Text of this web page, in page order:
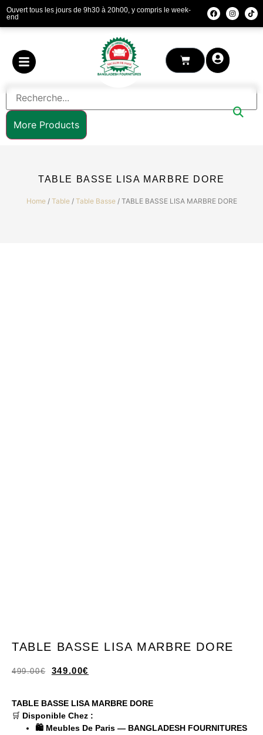
Ouvert tous les jours de 9h30 à 20h00, y compris le week-
end
More Products
TABLE BASSE LISA MARBRE DORE
Home/ Table/ Table Basse/ TABLE BASSE LISA MARBRE DORE
TABLE BASSE LISA MARBRE DORE
499.00€ 349.00€
TABLE BASSE LISA MARBRE DORE
🛒 Disponible Chez :
🛍️ Meubles De Paris — BANGLADESH FOURNITURES